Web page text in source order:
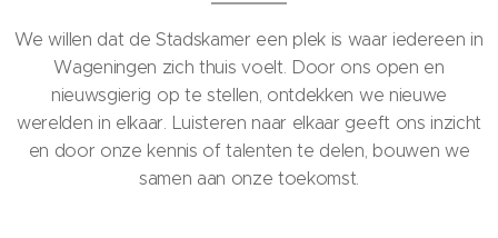
We willen dat de Stadskamer een plek is waar iedereen in
Wageningen zich thuis voelt. Door ons open en
nieuwsgierig op te stellen, ontdekken we nieuwe
werelden in elkaar. Luisteren naar elkaar geeft ons inzicht
en door onze kennis of talenten te delen, bouwen we
samen aan onze toekomst.